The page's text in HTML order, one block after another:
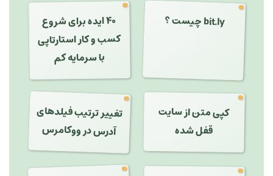
bit.ly چیست ؟ ۴۰ ایده برای شروع
کسب و کار استارتاپی
با سرمایه کم
کپی متن از سایت
قفل شده
تغییر ترتیب فیلدهای
آدرس در ووکامرس